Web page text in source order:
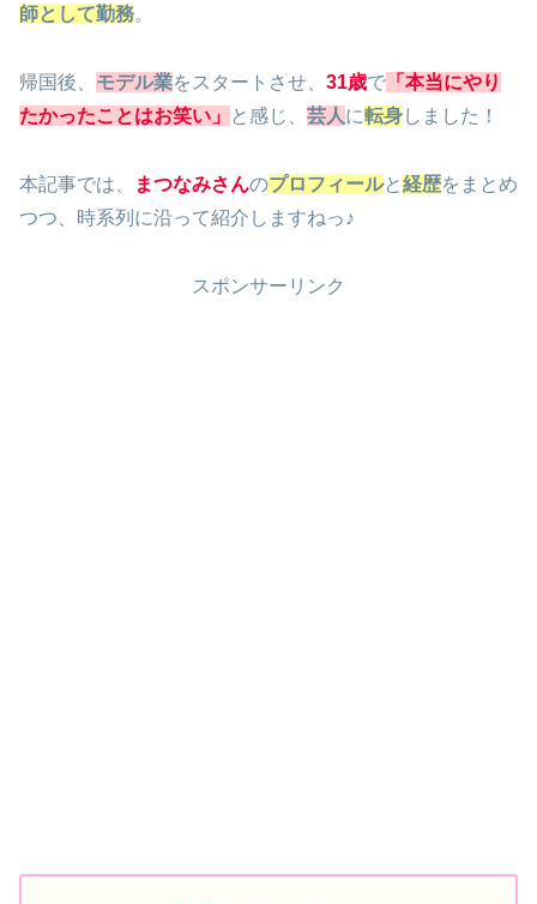
師として勤務。
帰国後、 モデル業をスタートさせ、 31歳で 「本当にやり
たかったことはお笑い」
と感じ、 芸人に転身しました！
本記事では、 まつなみさんのプロフィールと経歴をまとめ
つつ、時系列に沿って紹介しますねっ♪
スポンサーリンク